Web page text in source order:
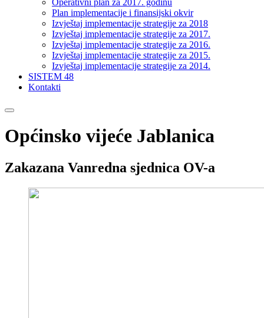
Operativni plan za 2017. godinu
Plan implementacije i finansijski okvir
Izvještaj implementacije strategije za 2018
Izvještaj implementacije strategije za 2017.
Izvještaj implementacije strategije za 2016.
Izvještaj implementacije strategije za 2015.
Izvještaj implementacije strategije za 2014.
SISTEM 48
Kontakti
Općinsko vijeće Jablanica
Zakazana Vanredna sjednica OV-a